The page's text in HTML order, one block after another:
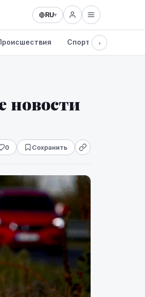
RU▾
Спорт Здоровье
›
новости
0 Сохранить